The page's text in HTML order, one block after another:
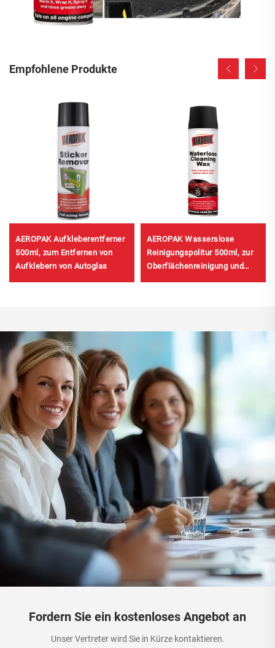
Empfohlene Produkte
AEROPAK Aufkleberentferner
500ml, zum Entfernen von
Aufklebern von Autoglas
AEROPAK Wasserslose
Reinigungspolitur 500ml, zur
Oberflächenreinigung und
Fordern Sie ein kostenloses Angebot an
Unser Vertreter wird Sie in Kürze kontaktieren.